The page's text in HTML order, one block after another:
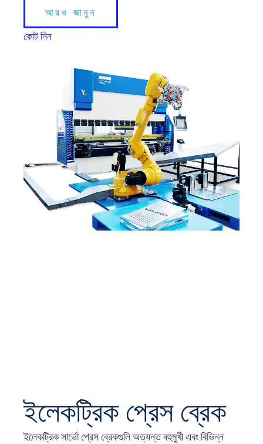
আরও জানুন
কোট নিন
ইলেকট্রিক প্রেস ব্রেক
ইলেকট্রিক সার্ভো প্রেস ব্রেকগুলি অত্যন্ত বহুমুখী এবং বিভিন্ন